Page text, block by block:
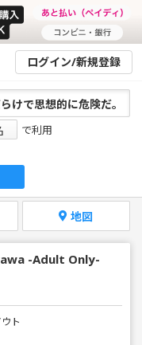
ログイン/新規登録
で利用
地図
-Adult Only-
ト